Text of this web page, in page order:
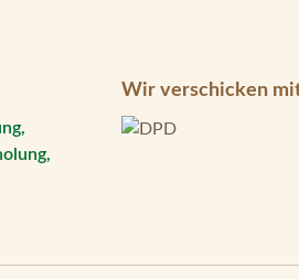
Wir verschicken